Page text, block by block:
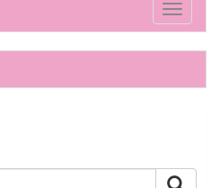
Toggle